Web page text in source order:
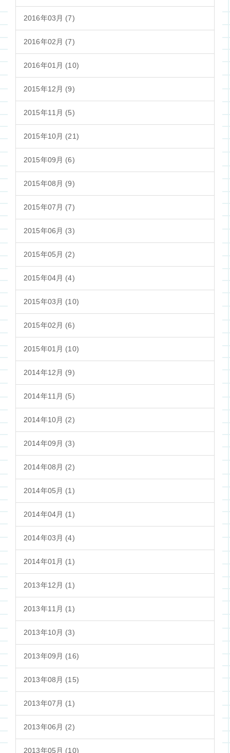
2016年03月 (7)
2016年02月 (7)
2016年01月 (10)
2015年12月 (9)
2015年11月 (5)
2015年10月 (21)
2015年09月 (6)
2015年08月 (9)
2015年07月 (7)
2015年06月 (3)
2015年05月 (2)
2015年04月 (4)
2015年03月 (10)
2015年02月 (6)
2015年01月 (10)
2014年12月 (9)
2014年11月 (5)
2014年10月 (2)
2014年09月 (3)
2014年08月 (2)
2014年05月 (1)
2014年04月 (1)
2014年03月 (4)
2014年01月 (1)
2013年12月 (1)
2013年11月 (1)
2013年10月 (3)
2013年09月 (16)
2013年08月 (15)
2013年07月 (1)
2013年06月 (2)
2013年05月 (10)